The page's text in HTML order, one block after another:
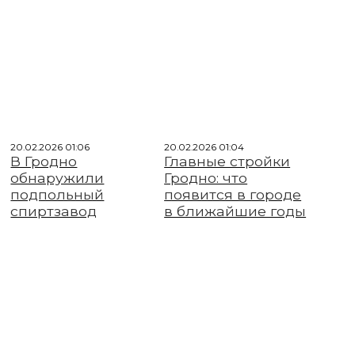
20.02.2026 01:06
В Гродно
обнаружили
подпольный
спиртзавод
20.02.2026 01:04
Главные стройки
Гродно: что
появится в городе
в ближайшие годы